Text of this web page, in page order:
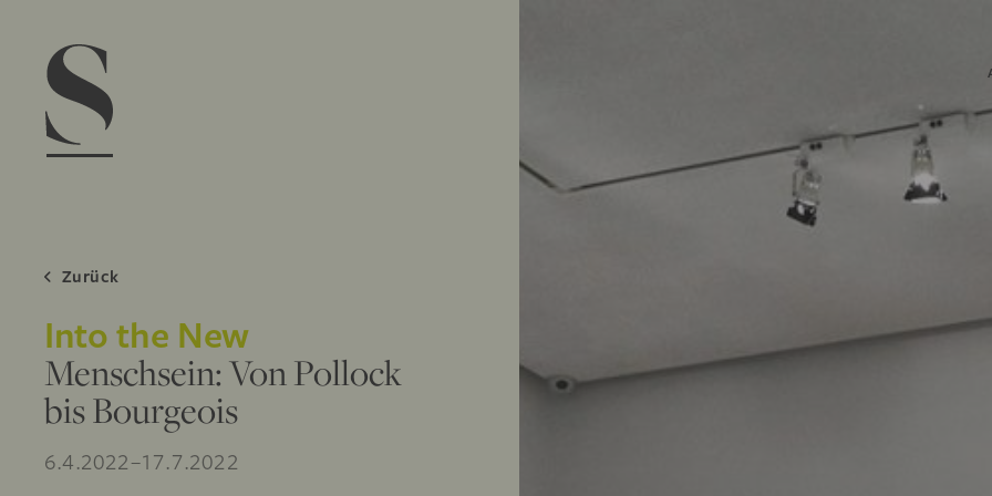
Zurück
Into the New
Menschsein: Von Pollock
bis Bourgeois
6.4.2022–17.7.2022